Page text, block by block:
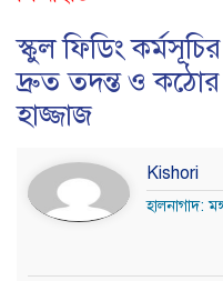
স্কুল ফিডিং
দ্রুত তদন্ত ও কঠোর
হাজ্জাজ
Kishori
হালনাগাদ: